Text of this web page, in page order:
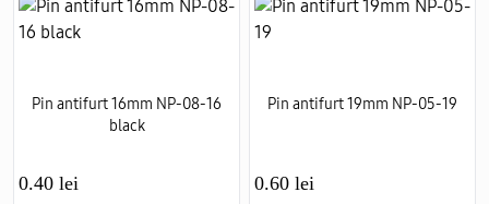
Pin antifurt 16mm NP-08-16
black
0.40 lei
Pin antifurt 19mm NP-05-19
0.60 lei